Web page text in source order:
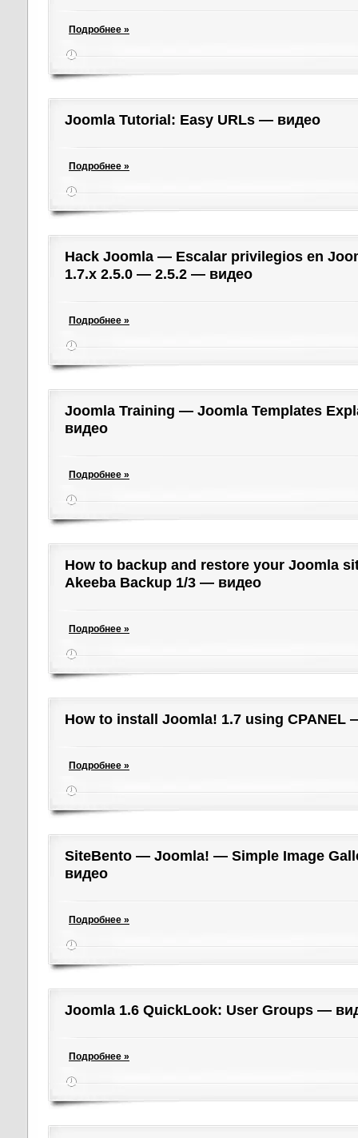
Подробнее »
Joomla Tutorial: Easy URLs — видео
Подробнее »
Hack Joomla — Escalar privilegios en
1.7.x 2.5.0 — 2.5.2 — видео
Подробнее »
Joomla Training — Joomla Templates
видео
Подробнее »
How to backup and restore your Joomla
Akeeba Backup 1/3 — видео
Подробнее »
How to install Joomla! 1.7 using CPANEL
Подробнее »
SiteBento — Joomla! — Simple Image
видео
Подробнее »
Joomla 1.6 QuickLook: User Groups —
Подробнее »